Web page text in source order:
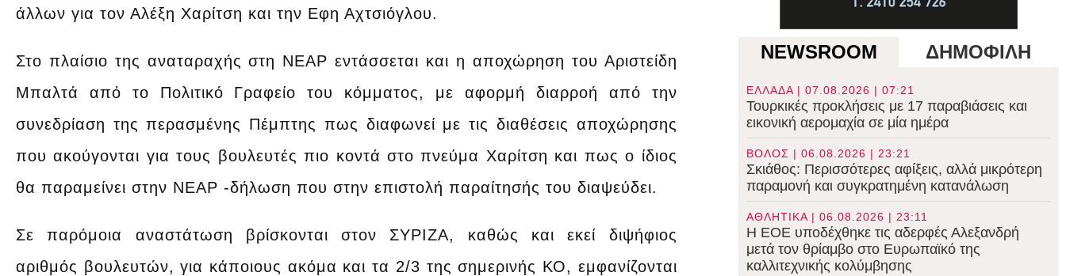
άλλων για τον Αλέξη Χαρίτση και την Εφη Αχτσιόγλου.
Στο πλαίσιο της αναταραχής στη ΝΕΑΡ εντάσσεται και η αποχώρηση του Αριστείδη
Μπαλτά από το Πολιτικό Γραφείο του κόμματος, με αφορμή διαρροή από την
συνεδρίαση της περασμένης Πέμπτης πως διαφωνεί με τις διαθέσεις αποχώρησης
που ακούγονται για τους βουλευτές πιο κοντά στο πνεύμα Χαρίτση και πως ο ίδιος
θα παραμείνει στην ΝΕΑΡ -δήλωση που στην επιστολή παραίτησής του διαψεύδει.
Σε παρόμοια αναστάτωση βρίσκονται στον ΣΥΡΙΖΑ, καθώς και εκεί διψήφιος
αριθμός βουλευτών, για κάποιους ακόμα και τα 2/3 της σημερινής ΚΟ, εμφανίζονται
NEWSROOM ΔΗΜΟΦΙΛΗ
ΕΛΛΑΔΑ | 07.08.2026 | 07:21
Τουρκικές προκλήσεις με 17 παραβιάσεις και
εικονική αερομαχία σε μία ημέρα
ΒΟΛΟΣ | 06.08.2026 | 23:21
Σκιάθος: Περισσότερες αφίξεις, αλλά μικρότερη
παραμονή και συγκρατημένη κατανάλωση
ΑΘΛΗΤΙΚΑ | 06.08.2026 | 23:11
Η ΕΟΕ υποδέχθηκε τις αδερφές Αλεξανδρή
μετά τον θρίαμβο στο Ευρωπαϊκό της
καλλιτεχνικής κολύμβησης